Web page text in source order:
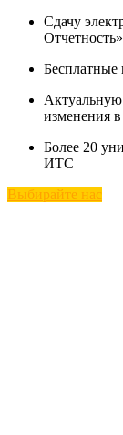
Сдачу
Отчетность»
Бесплатные
изменения в
Более 20
ИТС
Выбирайте нас